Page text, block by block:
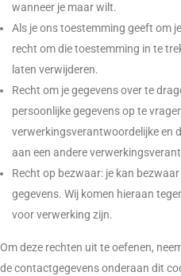
wanneer je maar wilt.
Als je ons toestemming geeft om
recht om die toestemming in te
laten verwijderen.
Recht om je gegevens over te
persoonlijke gegevens op te
verwerkingsverantwoordelijke en
aan een andere
Recht op bezwaar: je kan
gegevens. Wij komen hieraan
voor verwerking zijn.
Om deze rechten uit te oefenen,
de contactgegevens onderaan dit